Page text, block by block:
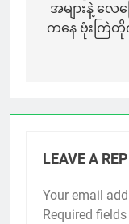
အများနဲ့ လေက
ကနေ ဗုံးကြဲ
LEAVE A
Your email
Required